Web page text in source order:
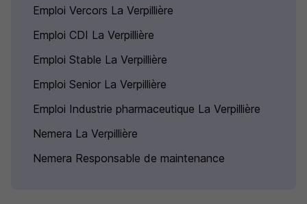
Emploi Vercors La Verpillière
Emploi CDI La Verpillière
Emploi Stable La Verpillière
Emploi Senior La Verpillière
Emploi Industrie pharmaceutique La Verpillière
Nemera La Verpillière
Nemera Responsable de maintenance